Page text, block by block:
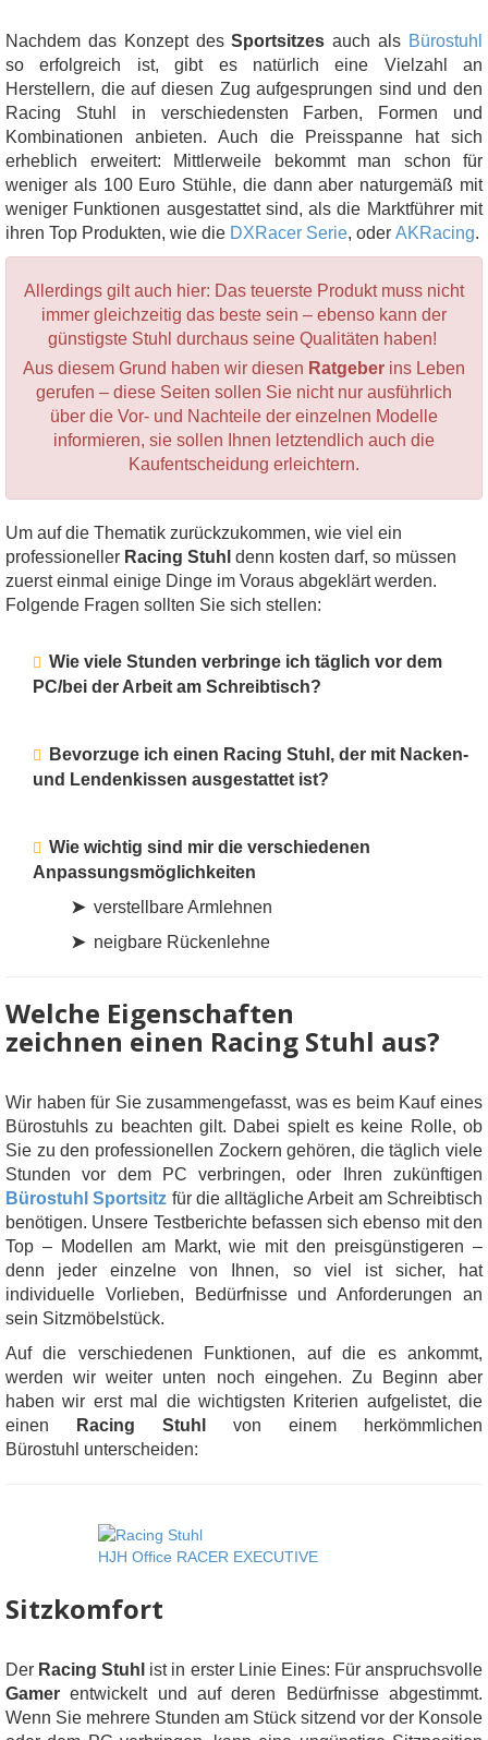
Nachdem das Konzept desSportsitzes auch als Bürostuhl
so erfolgreich ist, gibt es natürlich eine Vielzahl an
Herstellern, die auf diesen Zug aufgesprungen sind und den
Racing Stuhl in verschiedensten Farben, Formen und
Kombinationen anbieten. Auch die Preisspanne hat sich
erheblich erweitert: Mittlerweile bekommt man schon für
weniger als 100 Euro Stühle, die dann aber naturgemäß mit
weniger Funktionen ausgestattet sind, als die Marktführer mit
ihren Top Produkten, wie die DXRacer Serie, oder AKRacing.
Allerdings gilt auch hier: Das teuerste Produkt muss nicht
immer gleichzeitig das beste sein – ebenso kann der
günstigste Stuhl durchaus seine Qualitäten haben!
Aus diesem Grund haben wir diesen Ratgeber ins Leben
gerufen – diese Seiten sollen Sie nicht nur ausführlich
über die Vor- und Nachteile der einzelnen Modelle
informieren, sie sollen Ihnen letztendlich auch die
Kaufentscheidung erleichtern.
Um auf die Thematik zurückzukommen, wie viel ein
professioneller Racing Stuhl denn kosten darf, so müssen
zuerst einmal einige Dinge im Voraus abgeklärt werden.
Folgende Fragen sollten Sie sich stellen:
Wie viele Stunden verbringe ich täglich vor dem
PC/bei der Arbeit am Schreibtisch?
Bevorzuge ich einen Racing Stuhl, der mit Nacken-
und Lendenkissen ausgestattet ist?
Wie wichtig sind mir die verschiedenen
Anpassungsmöglichkeiten
➤verstellbare Armlehnen
➤neigbare Rückenlehne
Welche Eigenschaften
zeichnen einen Racing Stuhl aus?
Wir haben für Sie zusammengefasst, was es beim Kauf eines
Bürostuhls zu beachten gilt. Dabei spielt es keine Rolle, ob
Sie zu den professionellen Zockern gehören, die täglich viele
Stunden vor dem PC verbringen, oder Ihren zukünftigen
Bürostuhl Sportsitz für die alltägliche Arbeit am Schreibtisch
benötigen. Unsere Testberichte befassen sich ebenso mit den
Top – Modellen am Markt, wie mit den preisgünstigeren –
denn jeder einzelne von Ihnen, so viel ist sicher, hat
individuelle Vorlieben, Bedürfnisse und Anforderungen an
sein Sitzmöbelstück.
Auf die verschiedenen Funktionen, auf die es ankommt,
werden wir weiter unten noch eingehen. Zu Beginn aber
haben wir erst mal die wichtigsten Kriterien aufgelistet, die
einen
Racing Stuhl
von einem herkömmlichen
Bürostuhl unterscheiden:
HJH Office RACER EXECUTIVE
Sitzkomfort
Der Racing Stuhl ist in erster Linie Eines: Für anspruchsvolle
Gamer entwickelt und auf deren Bedürfnisse abgestimmt.
Wenn Sie mehrere Stunden am Stück sitzend vor der Konsole